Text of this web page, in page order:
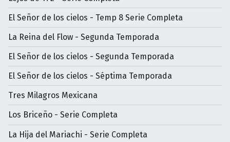
El Señor de los cielos - Temp 8 Serie Completa
La Reina del Flow - Segunda Temporada
El Señor de los cielos - Segunda Temporada
El Señor de los cielos - Séptima Temporada
Tres Milagros Mexicana
Los Briceño - Serie Completa
La Hija del Mariachi - Serie Completa